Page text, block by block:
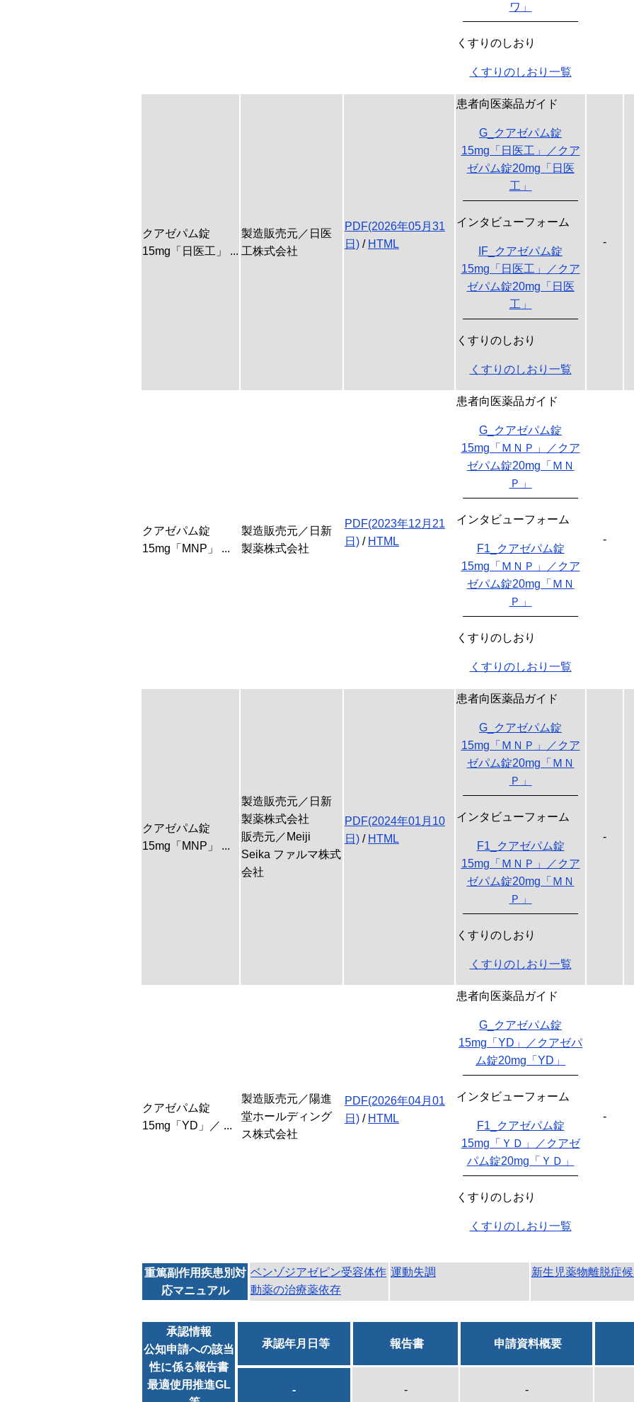
ワ」
くすりのしおり
くすりのしおり一覧
クアゼパム錠
15mg「日医工」 ...
製造販売元／日医
工株式会社
PDF(2026年05月31
日) / HTML
患者向医薬品ガイド
G_クアゼパム錠
15mg「日医工」／クア
ゼパム錠20mg「日医
工」
インタビューフォーム
IF_クアゼパム錠
15mg「日医工」／クア
ゼパム錠20mg「日医
工」
くすりのしおり
くすりのしおり一覧
-
クアゼパム錠
15mg「MNP」 ...
製造販売元／日新
製薬株式会社
PDF(2023年12月21
日) / HTML
患者向医薬品ガイド
G_クアゼパム錠
15mg「ＭＮＰ」／クア
ゼパム錠20mg「ＭＮ
Ｐ」
インタビューフォーム
F1_クアゼパム錠
15mg「ＭＮＰ」／クア
ゼパム錠20mg「ＭＮ
Ｐ」
くすりのしおり
くすりのしおり一覧
-
クアゼパム錠
15mg「MNP」 ...
製造販売元／日新
製薬株式会社
販売元／Meiji
Seika ファルマ株式
会社
PDF(2024年01月10
日) / HTML
患者向医薬品ガイド
G_クアゼパム錠
15mg「ＭＮＰ」／クア
ゼパム錠20mg「ＭＮ
Ｐ」
インタビューフォーム
F1_クアゼパム錠
15mg「ＭＮＰ」／クア
ゼパム錠20mg「ＭＮ
Ｐ」
くすりのしおり
くすりのしおり一覧
-
クアゼパム錠
15mg「YD」／ ...
製造販売元／陽進
堂ホールディング
ス株式会社
PDF(2026年04月01
日) / HTML
患者向医薬品ガイド
G_クアゼパム錠
15mg「YD」／クアゼパ
ム錠20mg「YD」
インタビューフォーム
F1_クアゼパム錠
15mg「ＹＤ」／クアゼ
パム錠20mg「ＹＤ」
くすりのしおり
くすりのしおり一覧
-
重篤副作用疾患別対
応マニュアル
ベンゾジアゼピン受容体作
動薬の治療薬依存
運動失調 新生児薬物離脱症
承認情報
公知申請への該当
性に係る報告書
最適使用推進GL
承認年月日等 報告書 申請資料概要
- - -